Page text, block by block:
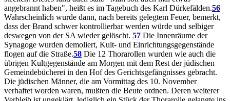
angebrannt haben", heißt es im Tagebuch des Karl Dürkefälden.56
Wahrscheinlich wurde dann, nach bereits gelegtem Feuer, bemerkt,
dass der Brand schwer kontrollierbar werden würde und selbiger
deswegen von der SA wieder gelöscht. 57 Die Innenräume der
Synagoge wurden demoliert, Kult- und Einrichtungsgegenstände
flogen auf die Straße.58 Die 12 Thorarollen wurden wie auch die
übrigen Kultgegenstände am Morgen mit dem Rest der jüdischen
Gemeindebücherei in den Hof des Gerichtsgefängnisses gebracht.
Die jüdischen Männer, die am Vormittag des 10. November
verhaftet worden waren, mußten die Beute ordnen. Deren weiterer